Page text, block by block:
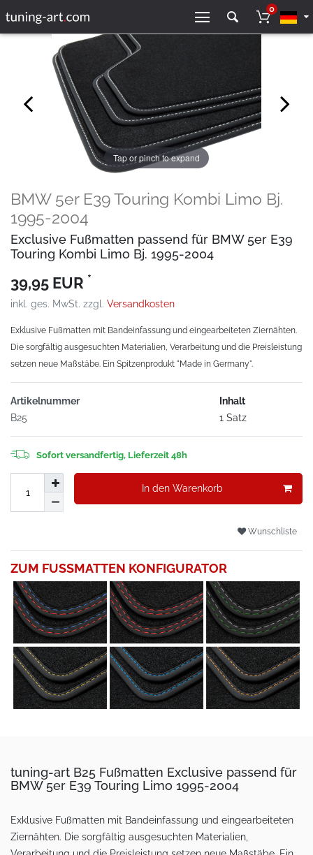
0
Tap or pinch to expand
BMW 5er E39 Touring Kombi Limo Bj.
1995-2004
Exclusive Fußmatten passend für BMW 5er E39
Touring Kombi Limo Bj. 1995-2004
39,95 EUR *
inkl. ges. MwSt. zzgl. Versandkosten
Exklusive Fußmatten mit Bandeinfassung und eingearbeiteten Ziernähten.
Die sorgfältig ausgesuchten Materialien, Verarbeitung und die Preisleistung
setzen neue Maßstäbe. Ein Spitzenprodukt "Made in Germany".
Artikelnummer
B25
Inhalt
1 Satz
Sofort versandfertig, Lieferzeit 48h
In den Warenkorb
Wunschliste
ZUM FUSSMATTEN KONFIGURATOR
tuning-art B25 Fußmatten Exclusive passend für
BMW 5er E39 Touring Limo 1995-2004
Exklusive Fußmatten mit Bandeinfassung und eingearbeiteten
Ziernähten. Die sorgfältig ausgesuchten Materialien,